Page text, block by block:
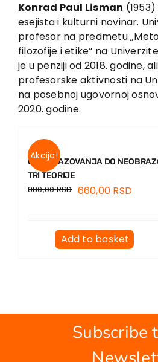
In preparation
Sale
Authors
News
EU PROJECTS
Contact
Konrad Paul Lisman
esejista i kulturni novinar.
profesor na predmetu
filozofije i etike“ na
je u penziji od 2018. godine,
profesorske aktivnosti na
na posebnoj ugovornoj
2020. godine.
Akcija!
OD OBRAZOVANJA DO
TRI TEORIJE
880,00RSD 660,00 RSD
Add to basket
Subscribe